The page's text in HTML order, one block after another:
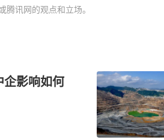
讯网的观点和立场。
企影响如何